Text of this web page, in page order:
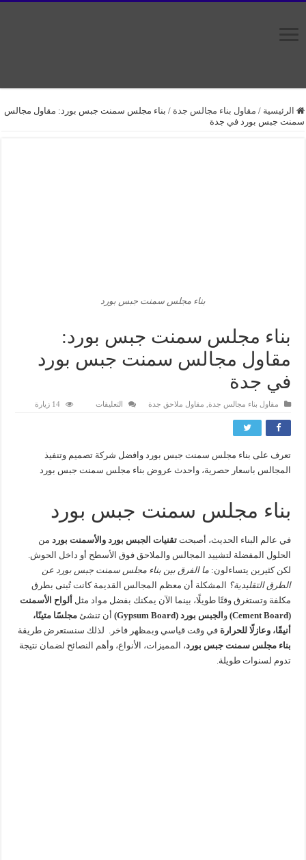
الرئيسية / مقاول بناء مجالس جدة / بناء مجلس سمنت جبس بورد: مقاول مجالس
سمنت جبس بورد في جدة
بناء مجلس سمنت جبس بورد
بناء مجلس سمنت جبس بورد:
مقاول مجالس سمنت جبس بورد
في جدة
مقاول بناء مجالس جدة مقاول ملاحق جدة التعليقات
مقاول
سمنت
جدة
مغلقة
14 زيارة
تعرف على بناء مجلس سمنت جبس بورد وافضل شركة تصميم وتنفيذ
المجالس باسعار حصرية، واحدث عروض بناء مجلس سمنت جبس بورد
بناء مجلس سمنت جبس بورد
في عالم البناء الحديث، أصبحتتقنيات الجبس بورد والأسمنت بورد من
الحلول المفضلة لتشييد المجالس والملاحق فوق الأسطح أو داخل الحوش.
لكن كثيرين يتساءلون:ما الفرق بين بناء مجلس سمنت جبس بورد عن
الطرق التقليدية؟
المشكلة أن معظم المجالس القديمة كانت تُبنى بطرق
مكلفة وتستغرق وقتًا طويلًا، بينما الآن يمكنك بفضل مواد مثل ألواح الأسمنت
(Cement Board)
و الجبس بورد (Gypsum Board) أن تنشئمجلسًا متينًا،
أنيقًا، وعازلًا للحرارة في وقت قياسي وبمظهر فاخر.
لذلك سنستعرض طريقة
بناء مجلس سمنت جبس بورد، المميزات، الأنواع، وأهم النصائح لضمان نتيجة
تدوم لسنوات طويلة.